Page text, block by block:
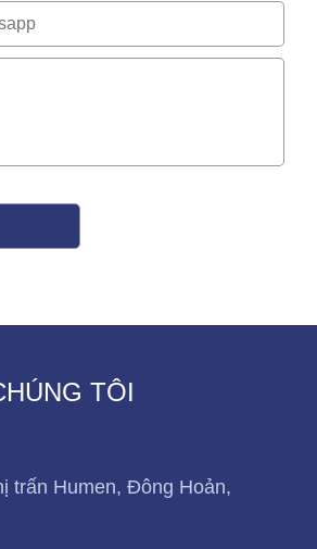
TÔI
trấn Humen, Đông Hoản,